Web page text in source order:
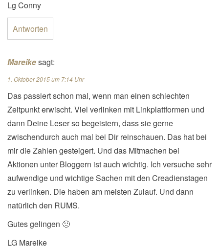
Lg Conny
Antworten
Mareikesagt:
1. Oktober 2015 um 7:14 Uhr
Das passiert schon mal, wenn man einen schlechten
Zeitpunkt erwischt. Viel verlinken mit Linkplattformen und
dann Deine Leser so begeistern, dass sie gerne
zwischendurch auch mal bei Dir reinschauen. Das hat bei
mir die Zahlen gesteigert. Und das Mitmachen bei
Aktionen unter Bloggern ist auch wichtig. Ich versuche sehr
aufwendige und wichtige Sachen mit den Creadienstagen
zu verlinken. Die haben am meisten Zulauf. Und dann
natürlich den RUMS.
Gutes gelingen 🙂
LG Mareike